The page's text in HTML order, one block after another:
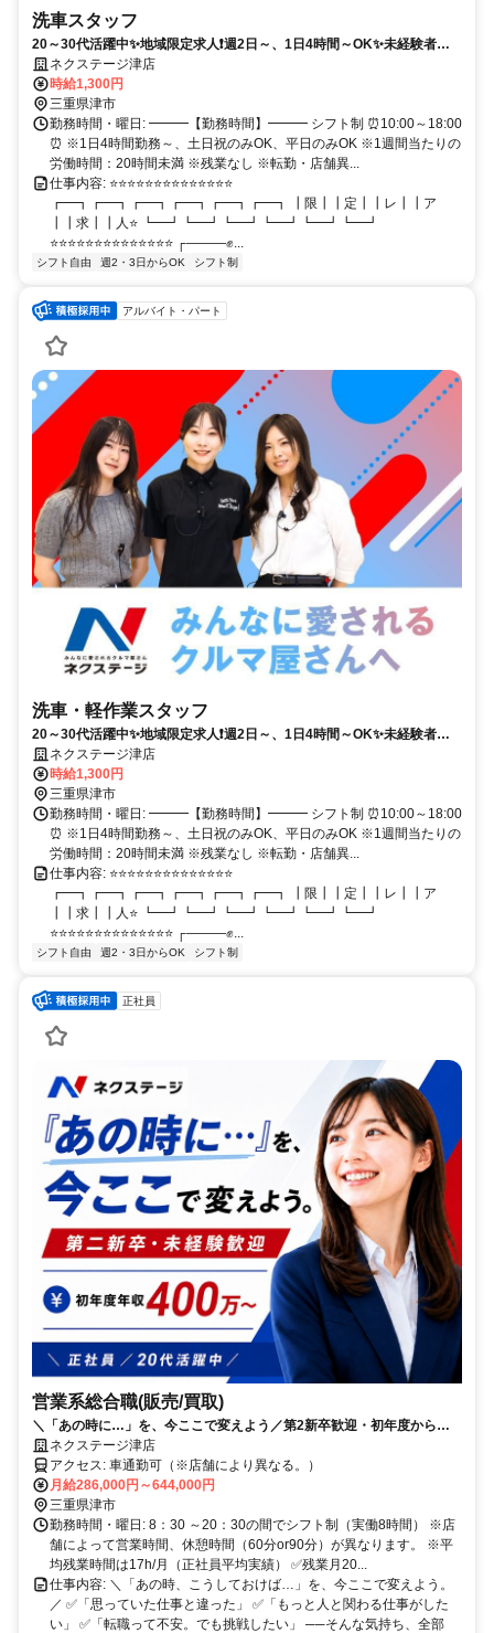
洗車スタッフ
20～30代活躍中✨地域限定求人❗週2日～、1日4時間～OK✨未経験者・
主婦（夫）・学生・フリーター活躍中✨スキマ時間に安定して高時給で
働けます✨
ネクステージ津店
時給1,300円
三重県津市
勤務時間・曜日: ━━━【勤務時間】━━━ シフト制 ⏰10:00～18:00
⏰ ※1日4時間勤務～、土日祝のみOK、平日のみOK ※1週間当たりの
労働時間：20時間未満 ※残業なし ※転勤・店舗異...
仕事内容: ⭐⭐⭐⭐⭐⭐⭐⭐⭐⭐⭐⭐⭐⭐
┏━┓┏━┓┏━┓┏━┓┏━┓┏━┓ ┃限┃┃定┃┃レ┃┃ア
┃┃求┃┃人⭐ ┗━┛┗━┛┗━┛┗━┛┗━┛┗━┛
⭐⭐⭐⭐⭐⭐⭐⭐⭐⭐⭐⭐⭐⭐ ┌―――✊...
シフト自由 週2・3日からOK シフト制
アルバイト・パート
洗車・軽作業スタッフ
20～30代活躍中✨地域限定求人❗週2日～、1日4時間～OK✨未経験者・
主婦（夫）・学生・フリーター活躍中✨スキマ時間に安定して高時給で
働けます✨
ネクステージ津店
時給1,300円
三重県津市
勤務時間・曜日: ━━━【勤務時間】━━━ シフト制 ⏰10:00～18:00
⏰ ※1日4時間勤務～、土日祝のみOK、平日のみOK ※1週間当たりの
労働時間：20時間未満 ※残業なし ※転勤・店舗異...
仕事内容: ⭐⭐⭐⭐⭐⭐⭐⭐⭐⭐⭐⭐⭐⭐
┏━┓┏━┓┏━┓┏━┓┏━┓┏━┓ ┃限┃┃定┃┃レ┃┃ア
┃┃求┃┃人⭐ ┗━┛┗━┛┗━┛┗━┛┗━┛┗━┛
⭐⭐⭐⭐⭐⭐⭐⭐⭐⭐⭐⭐⭐⭐ ┌―――✊...
シフト自由 週2・3日からOK シフト制
正社員
営業系総合職(販売/買取)
＼「あの時に…」を、今ここで変えよう／第2新卒歓迎・初年度から年
450万円可／年休125日／賞与年4回
ネクステージ津店
アクセス: 車通勤可（※店舗により異なる。）
月給286,000円～644,000円
三重県津市
勤務時間・曜日: 8：30 ～20：30の間でシフト制（実働8時間） ※店
舗によって営業時間、休憩時間（60分or90分）が異なります。 ※平
均残業時間は17h/月（正社員平均実績） ✅残業月20...
仕事内容: ＼「あの時、こうしておけば…」を、今ここで変えよう。
／ ✅「思っていた仕事と違った」 ✅「もっと人と関わる仕事がした
い」 ✅「転職って不安。でも挑戦したい」 ──そんな気持ち、全部